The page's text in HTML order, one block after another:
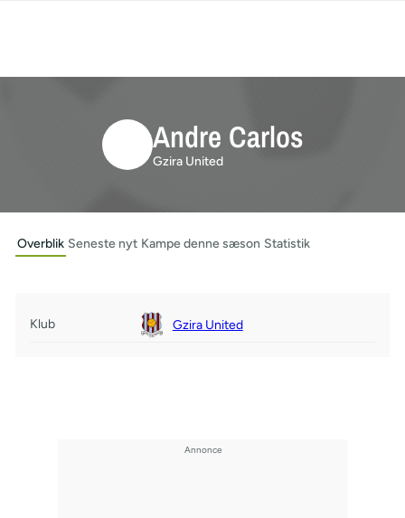
Andre Carlos
Gzira United
Overblik Seneste nyt Kampe denne sæson Statistik
Klub Gzira United